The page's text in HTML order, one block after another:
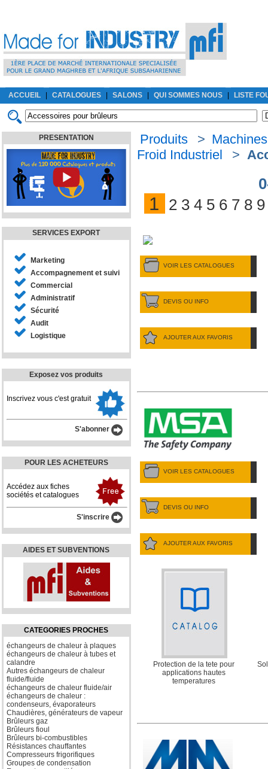
ACCUEIL CATALOGUES SALONS QUI SOMMES NOUS LISTE
PRESENTATION
SERVICES EXPORT
Marketing
Accompagnement et suivi
Commercial
Administratif
Sécurité
Audit
Logistique
Exposez vos produits
Inscrivez vous c'est gratuit
S'abonner
POUR LES ACHETEURS
Accédez aux fiches
sociétés et catalogues
S'inscrire
AIDES ET SUBVENTIONS
CATEGORIES PROCHES
échangeurs de chaleur à plaques
échangeurs de chaleur à tubes et
calandre
Autres échangeurs de chaleur
fluide/fluide
échangeurs de chaleur fluide/air
échangeurs de chaleur :
condenseurs, évaporateurs
Chaudières, générateurs de vapeur
Brûleurs gaz
Brûleurs fioul
Brûleurs bi-combustibles
Résistances chauffantes
Compresseurs frigorifiques
Groupes de condensation
Produits >
Froid Industriel
>
1 2 3 4 5 6 7 8 9
VOIR LES CATALOGUES
DEVIS OU INFO
AJOUTER AUX FAVORIS
VOIR LES CATALOGUES
DEVIS OU INFO
AJOUTER AUX FAVORIS
Protection de la tete pour
applications hautes
temperatures